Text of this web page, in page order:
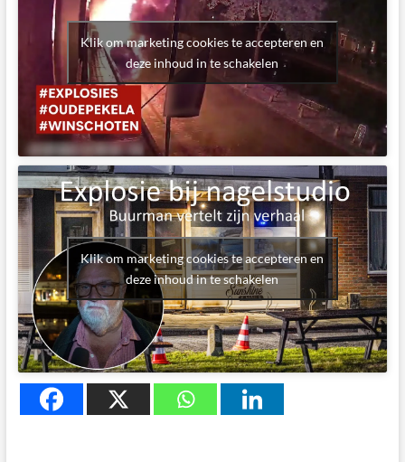
Klik om marketing cookies te accepteren en
deze inhoud in te schakelen
Klik om marketing cookies te accepteren en
deze inhoud in te schakelen